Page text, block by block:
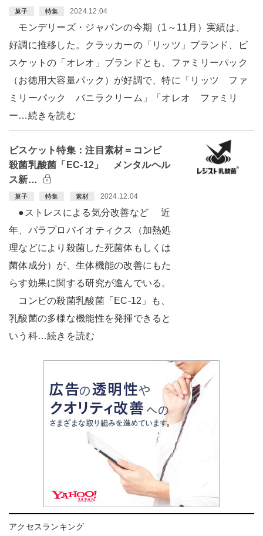
菓子 特集 2024.12.04
モンデリーズ・ジャパンの今期（1～11月）実績は、
好調に推移した。クラッカーの「リッツ」ブランド、ビ
スケットの「オレオ」ブランドとも、ファミリーパック
（お徳用大容量パック）が好調で、特に「リッツ ファ
ミリーパック バニラクリーム」「オレオ ファミリ
ー…続きを読む
ビスケット特集：注目素材＝コンビ
殺菌乳酸菌「EC-12」 メンタルヘル
ス新…
菓子 特集 素材 2024.12.04
●ストレスによる気分改善など 近
年、パラプロバイオティクス（加熱処
理などにより殺菌した死菌体もしくは
菌体成分）が、生体機能の改善にもた
らす効果に関する研究が進んでいる。
コンビの殺菌乳酸菌「EC-12」も、
乳酸菌の多様な機能性を発揮できると
いう科…続きを読む
アクセスランキング